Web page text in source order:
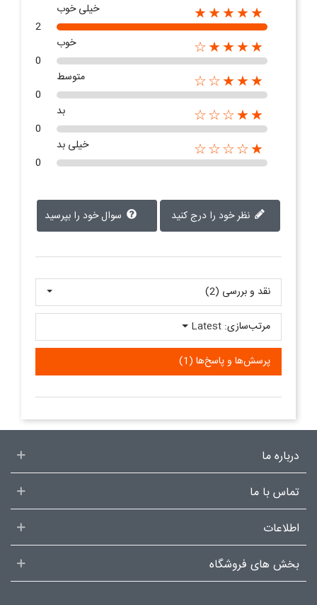
★★★★★
خیلی خوب
2
★★★★☆
خوب
0
★★★☆☆
متوسط
0
★★☆☆☆
بد
0
★☆☆☆☆
خیلی بد
0
سوال خود را بپرسید
نقد و بررسی‌‌ (2)
پرسش‌ها و پاسخ‌ها (1)
مرتب‌سازی: Latest
درباره ما
تماس با ما
اطلاعات
بخش های فروشگاه